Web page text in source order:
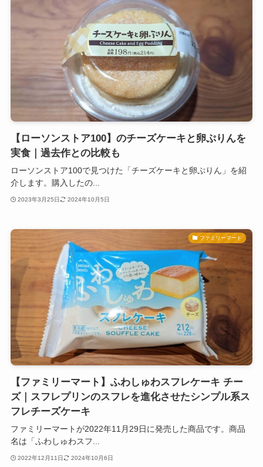
【ローソンストア100】のチーズケーキと卵ぷりんを
実食｜過去作との比較も
ローソンストア100で見つけた「チーズケーキと卵ぷりん」を紹
介します。購入したの...
2023年3月25日 2024年10月5日
ファミリーマート
【ファミリーマート】ふわしゅわスフレケーキ チー
ズ｜スフレプリンのスフレを進化させたシンプル系ス
フレチーズケーキ
ファミリーマートが2022年11月29日に発売した商品です。商品
名は「ふわしゅわスフ...
2022年12月11日 2024年10月6日